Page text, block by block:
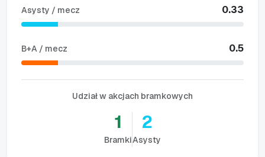
Asysty / mecz 0.33
B+A / mecz 0.5
Udział w akcjach bramkowych
1
Bramki
2
Asysty